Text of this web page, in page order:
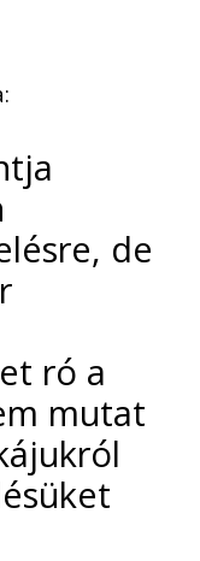
de
ró a
mutat